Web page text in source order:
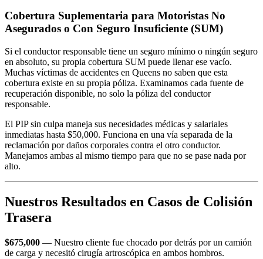
Cobertura Suplementaria para Motoristas No
Asegurados o Con Seguro Insuficiente (SUM)
Si el conductor responsable tiene un seguro mínimo o ningún seguro
en absoluto, su propia cobertura SUM puede llenar ese vacío.
Muchas víctimas de accidentes en Queens no saben que esta
cobertura existe en su propia póliza. Examinamos cada fuente de
recuperación disponible, no solo la póliza del conductor
responsable.
El PIP sin culpa maneja sus necesidades médicas y salariales
inmediatas hasta $50,000. Funciona en una vía separada de la
reclamación por daños corporales contra el otro conductor.
Manejamos ambas al mismo tiempo para que no se pase nada por
alto.
Nuestros Resultados en Casos de Colisión
Trasera
$675,000 — Nuestro cliente fue chocado por detrás por un camión
de carga y necesitó cirugía artroscópica en ambos hombros.